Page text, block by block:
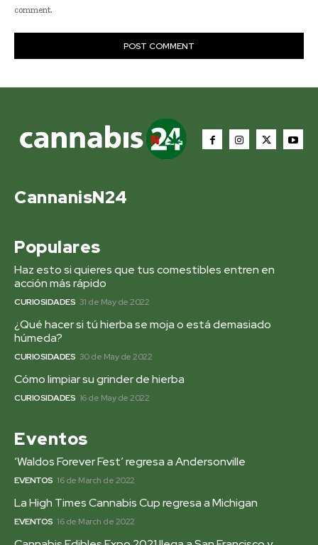
comment.
CannanisN24
Populares
Haz esto si quieres que tus comestibles entren en
acción más rápido
CURIOSIDADES 31 de May de 2022
¿Qué hacer si tú hierba se moja o está demasiado
húmeda?
CURIOSIDADES 30 de May de 2022
Cómo limpiar su grinder de hierba
CURIOSIDADES 16 de May de 2022
Eventos
‘Waldos Forever Fest’ regresa a Andersonville
EVENTOS 16 de March de 2022
La High Times Cannabis Cup regresa a Michigan
EVENTOS 16 de March de 2022